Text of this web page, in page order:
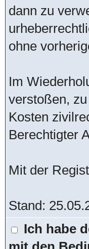
dann zu
ohne
Im
verstoßen,
Kosten
Berechtigter
Mit der
Stand:
Ich habe